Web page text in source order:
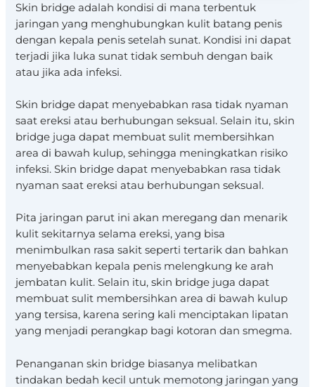
Skin bridge adalah kondisi di mana terbentuk
jaringan yang menghubungkan kulit batang penis
dengan kepala penis setelah sunat. Kondisi ini dapat
terjadi jika luka sunat tidak sembuh dengan baik
atau jika ada infeksi.
Skin bridge dapat menyebabkan rasa tidak nyaman
saat ereksi atau berhubungan seksual. Selain itu, skin
bridge juga dapat membuat sulit membersihkan
area di bawah kulup, sehingga meningkatkan risiko
infeksi. Skin bridge dapat menyebabkan rasa tidak
nyaman saat ereksi atau berhubungan seksual.
Pita jaringan parut ini akan meregang dan menarik
kulit sekitarnya selama ereksi, yang bisa
menimbulkan rasa sakit seperti tertarik dan bahkan
menyebabkan kepala penis melengkung ke arah
jembatan kulit. Selain itu, skin bridge juga dapat
membuat sulit membersihkan area di bawah kulup
yang tersisa, karena sering kali menciptakan lipatan
yang menjadi perangkap bagi kotoran dan smegma.
Penanganan skin bridge biasanya melibatkan
tindakan bedah kecil untuk memotong jaringan yang